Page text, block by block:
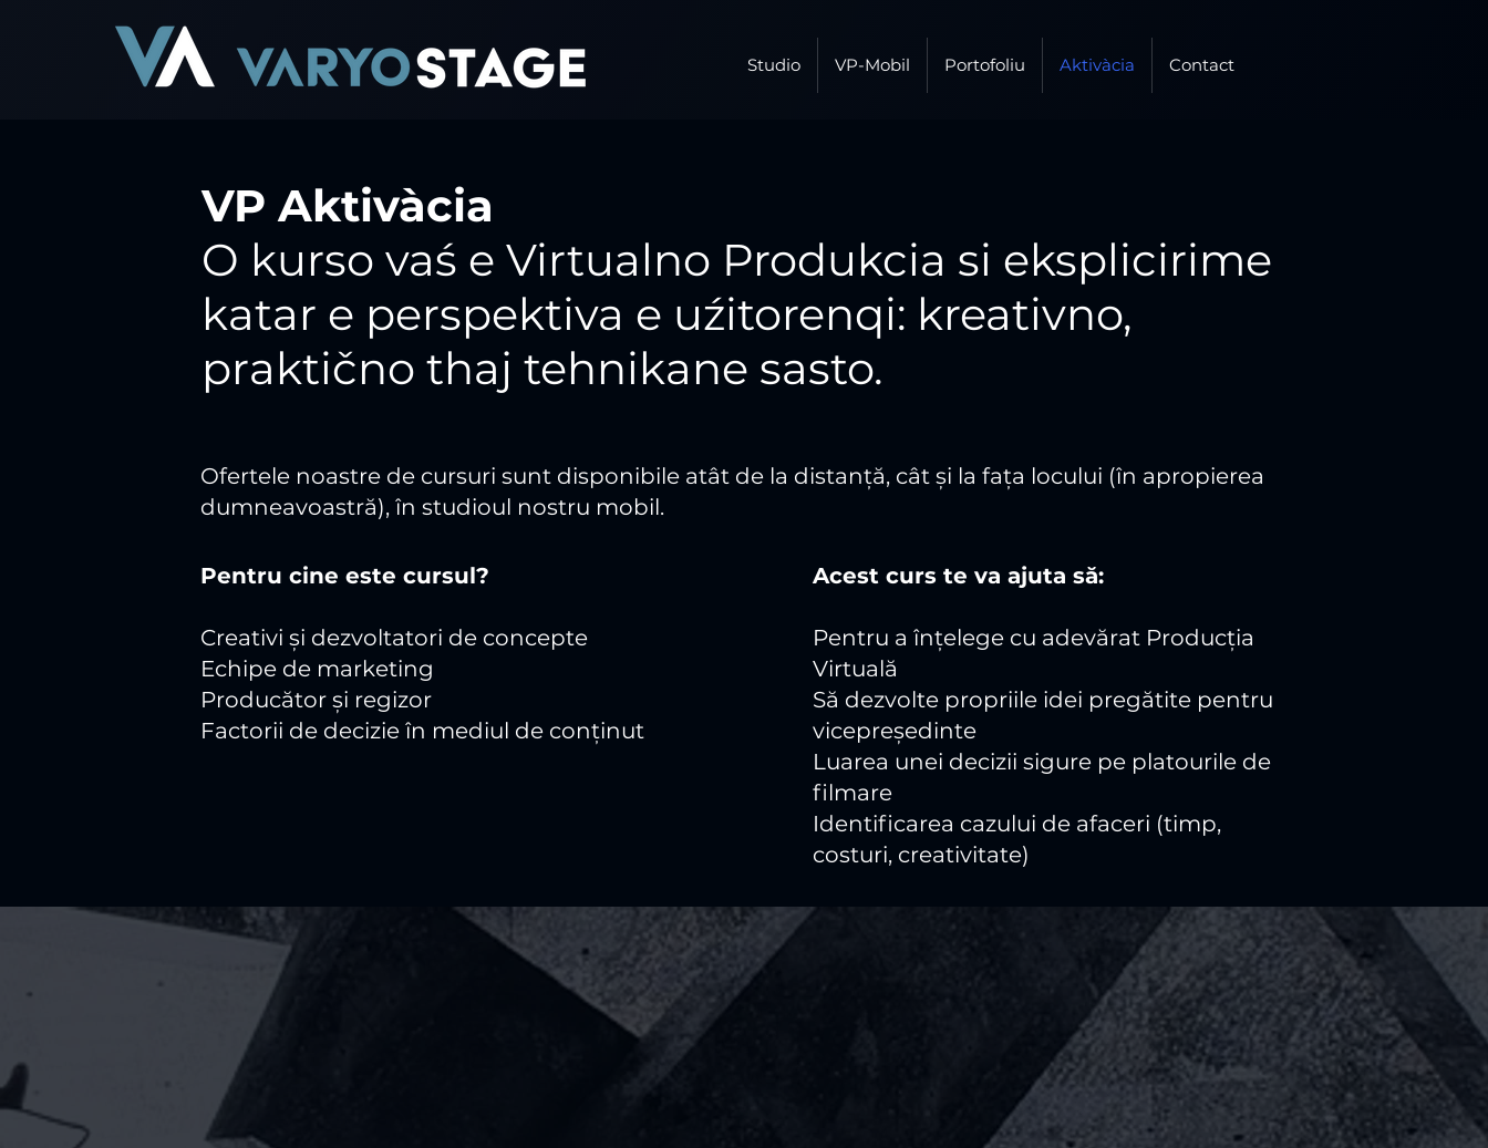
Studio VP-Mobil Portofoliu Aktivàcia Contact
VP Aktivàcia
O kurso vaś e Virtualno Produkcia si eksplicirime
katar e perspektiva e uźitorenqi: kreativno,
praktično thaj tehnikane sasto.
Ofertele noastre de cursuri sunt disponibile atât de la distanță, cât și la fața locului (în apropierea
dumneavoastră), în studioul nostru mobil.
Pentru cine este cursul?
Creativi și dezvoltatori de concepte
Echipe de marketing
Producător și regizor
Factorii de decizie în mediul de conținut
Acest curs te va ajuta să:
Pentru a înțelege cu adevărat Producția
Virtuală
Să dezvolte propriile idei pregătite pentru
vicepreședinte
Luarea unei decizii sigure pe platourile de
filmare
Identificarea cazului de afaceri (timp,
costuri, creativitate)